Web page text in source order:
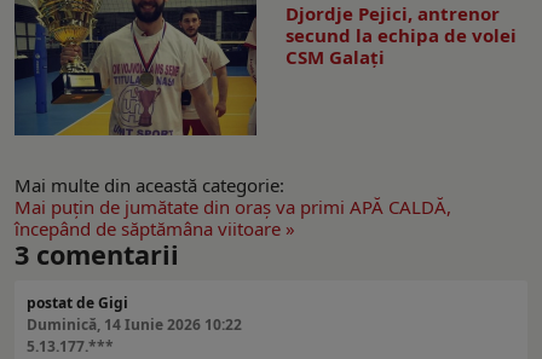
Djordje Pejici, antrenor
secund la echipa de volei
CSM Galați
Mai multe din această categorie:
Mai puţin de jumătate din oraş va primi APĂ CALDĂ,
începând de săptămâna viitoare »
3 comentarii
postat de Gigi
Duminică, 14 Iunie 2026 10:22
5.13.177.***